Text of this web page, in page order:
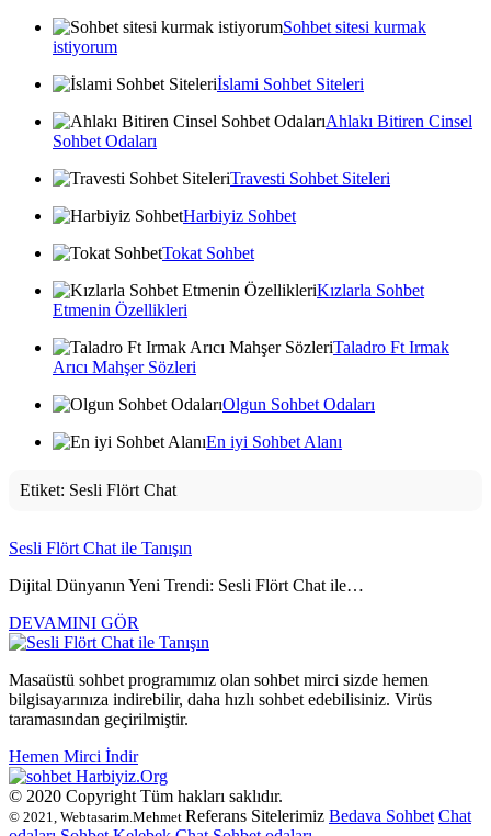
Sohbet sitesi kurmak
istiyorum
İslami Sohbet Siteleri
Ahlakı Bitiren Cinsel
Sohbet Odaları
Travesti Sohbet Siteleri
Harbiyiz Sohbet
Tokat Sohbet
Kızlarla Sohbet
Etmenin Özellikleri
Taladro Ft Irmak
Arıcı Mahşer Sözleri
Olgun Sohbet Odaları
En iyi Sohbet Alanı
Etiket: Sesli Flört Chat
Sesli Flört Chat ile Tanışın
Dijital Dünyanın Yeni Trendi: Sesli Flört Chat ile…
DEVAMINI GÖR
Masaüstü sohbet programımız olan sohbet mirci sizde hemen
bilgisayarınıza indirebilir, daha hızlı sohbet edebilisiniz. Virüs
taramasından geçirilmiştir.
Hemen Mirci İndir
Harbiyiz.Org
© 2020 Copyright Tüm hakları saklıdır.
© 2021, Webtasarim.Mehmet Referans Sitelerimiz Bedava Sohbet Chat